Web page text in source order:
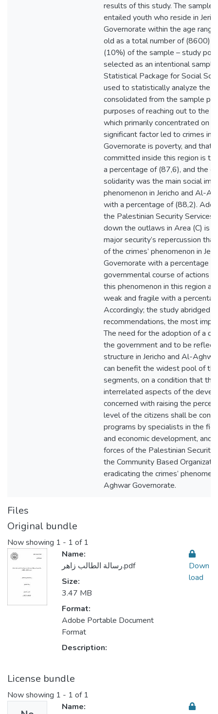
results of this study. The sample
entailed youth who reside in
Governorate within the age
old as a total number of (8600)
(10%) of the sample – study
selected as an intentional
Statistical Package for Social
used to statistically analyze the
consolidated from the sample
purposes of reaching out to the
which primarily concentrated on
significant factor led to crimes in
Governorate is poverty, and that
committed inside this region is
a percentage of (87,6), and the
solidarity was the main social
phenomenon in Jericho and Al-
with a percentage of (88,2).
the Palestinian Security Services
down the outlaws in Area (C) is
major security’s repercussion
of the crimes’ phenomenon in
Governorate with a percentage
governmental course of actions
this phenomenon in this region
weak and fragile with a
Accordingly; the study abridged
recommendations, the most
The need for the adoption of a
the government and to be
structure in Jericho and Al-
can benefit the widest pool of
segments, on a condition that
interrelated aspects of the
concerned with raising the
level of the citizens shall be
programs by specialists in the
and economic development, and
forces of the Palestinian Security
the Community Based
eradicating the crimes’
Aghwar Governorate.
Files
Original bundle
Now showing 1 - 1 of 1
Name:
رسالة الطالب زاهر.pdf
Size:
3.47 MB
Format:
Adobe Portable Document
Format
Description:
Down
load
License bundle
Now showing 1 - 1 of 1
Name: